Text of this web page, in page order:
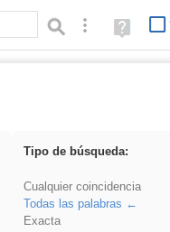
BúsquedaAyuda
(en
Tipo de búsqueda:
Cualquier coincidencia
Todas las palabras
Exacta